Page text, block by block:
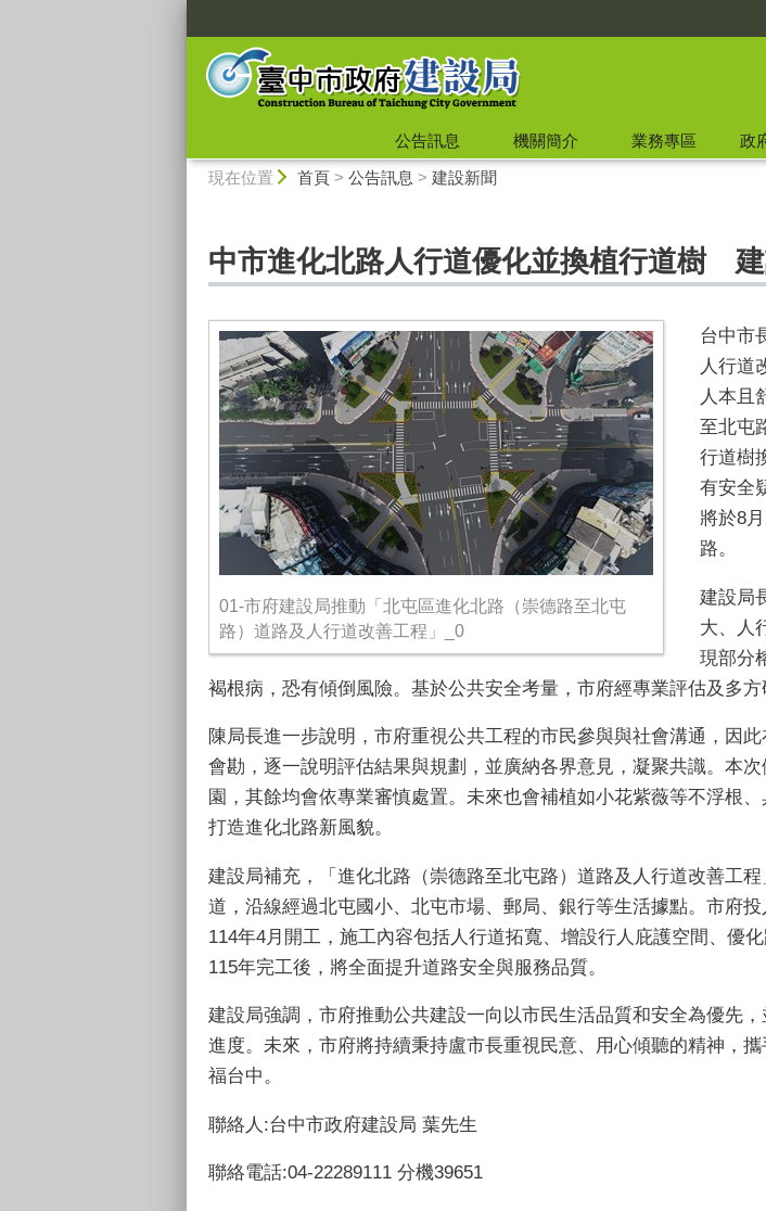
公告訊息 機關簡介 業務專區 政
現在位置 首頁> 公告訊息 > 建設新聞
中市進化北路人行道優化並換植行道樹
01-市府建設局推動「北屯區進化北路（崇德路至北屯
路）道路及人行道改善工程」_0
台中市
人行道
人本且
至北屯
行道樹
有安全
將於8
路。
建設局
大、人
現部分
褐根病，恐有傾倒風險。基於公共安全考量，市府經專業評估及多方
陳局長進一步說明，市府重視公共工程的市民參與與社會溝通，因此
會勘，逐一說明評估結果與規劃，並廣納各界意見，凝聚共識。本
園，其餘均會依專業審慎處置。未來也會補植如小花紫薇等不浮根
打造進化北路新風貌。
建設局補充，「進化北路（崇德路至北屯路）道路及人行道改善工程
道，沿線經過北屯國小、北屯市場、郵局、銀行等生活據點。市府投
114年4 月開工，施工內容包括人行道拓寬、增設行人庇護空間、優
115年完工後，將全面提升道路安全與服務品質。
建設局強調，市府推動公共建設一向以市民生活品質和安全為優先
進度。未來，市府將持續秉持盧市長重視民意、用心傾聽的精神，
福台中。
聯絡人:台中市政府建設局 葉先生
聯絡電話:04-22289111 分機39651